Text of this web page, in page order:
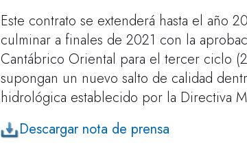
Este contrato se extenderá hasta el año
culminar a finales de 2021 con la
Cantábrico Oriental para el tercer ciclo
supongan un nuevo salto de calidad
hidrológica establecido por la Directiva
Descargar nota de prensa